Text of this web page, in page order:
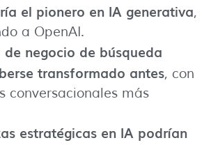
el pionero en IA generativa,
a OpenAI.
de negocio de búsqueda
transformado antes, con
conversacionales más
estratégicas en IA podrían